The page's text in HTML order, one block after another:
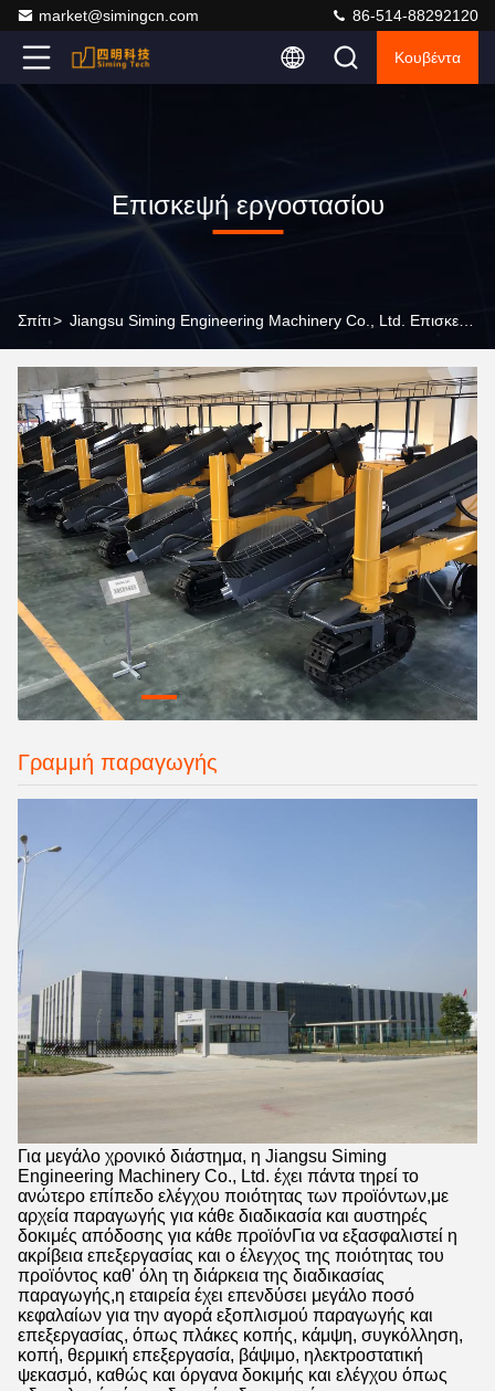
market@simingcn.com 86-514-88292120
Κουβέντα
Επισκεψή εργοστασίου
Σπίτι>
Γραμμή παραγωγής
Για μεγάλο χρονικό διάστημα, η Jiangsu Siming
Engineering Machinery Co., Ltd. έχει πάντα τηρεί το
ανώτερο επίπεδο ελέγχου ποιότητας των προϊόντων,με
αρχεία παραγωγής για κάθε διαδικασία και αυστηρές
δοκιμές απόδοσης για κάθε προϊόνΓια να εξασφαλιστεί η
ακρίβεια επεξεργασίας και ο έλεγχος της ποιότητας του
προϊόντος καθ' όλη τη διάρκεια της διαδικασίας
παραγωγής,η εταιρεία έχει επενδύσει μεγάλο ποσό
κεφαλαίων για την αγορά εξοπλισμού παραγωγής και
επεξεργασίας, όπως πλάκες κοπής, κάμψη, συγκόλληση,
κοπή, θερμική επεξεργασία, βάψιμο, ηλεκτροστατική
ψεκασμό, καθώς και όργανα δοκιμής και ελέγχου όπως